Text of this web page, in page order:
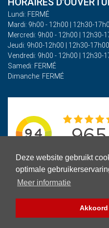
Deze website gebruikt
optimale
Meer informatie
Akkoord
Lundi: FERMÉ
Mardi: 9h00 - 12h00 | 12h30-
Mercredi: 9h00 - 12h00 | 12h30-
Jeudi: 9h00-12h00 | 12h30-17h00
Vendredi: 9h00 - 12h00 | 12h30-
Samedi: FERMÉ
Dimanche: FERMÉ
Politique de confidentialité